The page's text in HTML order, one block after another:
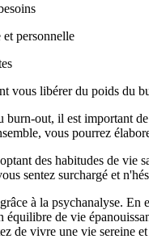
personnelle
vous libérer du poids du
out, il est important
vous pourrez
des habitudes de
sentez surchargé et
à la psychanalyse.
de vie
de vivre une vie